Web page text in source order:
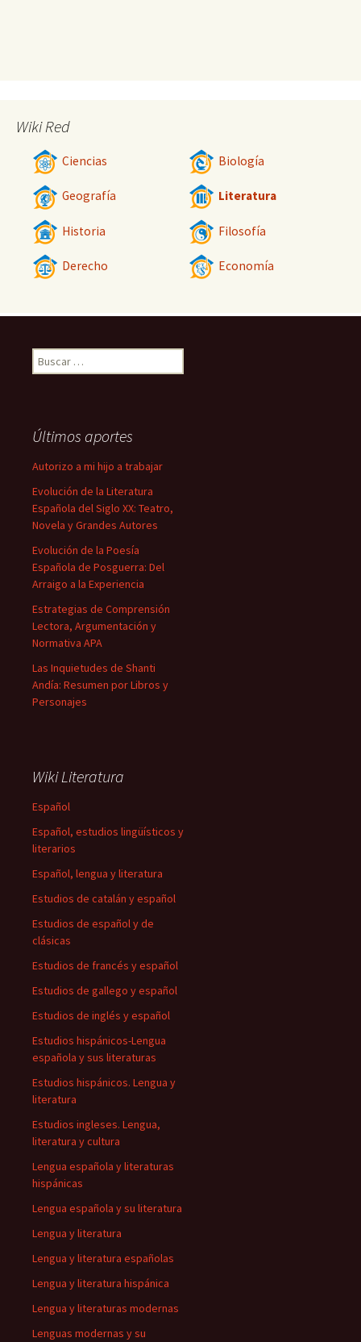
Wiki Red
Ciencias Biología
Geografía Literatura
Historia Filosofía
Derecho Economía
Buscar:
Últimos aportes
Autorizo a mi hijo a trabajar
Evolución de la Literatura
Española del Siglo XX: Teatro,
Novela y Grandes Autores
Evolución de la Poesía
Española de Posguerra: Del
Arraigo a la Experiencia
Estrategias de Comprensión
Lectora, Argumentación y
Normativa APA
Las Inquietudes de Shanti
Andía: Resumen por Libros y
Personajes
Wiki Literatura
Español
Español, estudios lingüísticos y
literarios
Español, lengua y literatura
Estudios de catalán y español
Estudios de español y de
clásicas
Estudios de francés y español
Estudios de gallego y español
Estudios de inglés y español
Estudios hispánicos-Lengua
española y sus literaturas
Estudios hispánicos. Lengua y
literatura
Estudios ingleses. Lengua,
literatura y cultura
Lengua española y literaturas
hispánicas
Lengua española y su literatura
Lengua y literatura
Lengua y literatura españolas
Lengua y literatura hispánica
Lengua y literaturas modernas
Lenguas modernas y su